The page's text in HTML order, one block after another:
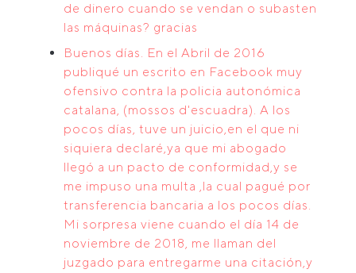
de dinero cuando se vendan o subasten
las máquinas? gracias
Buenos días. En el Abril de 2016
publiqué un escrito en Facebook muy
ofensivo contra la policia autonómica
catalana, (mossos d'escuadra). A los
pocos días, tuve un juicio,en el que ni
siquiera declaré,ya que mi abogado
llegó a un pacto de conformidad,y se
me impuso una multa ,la cual pagué por
transferencia bancaria a los pocos días.
Mi sorpresa viene cuando el día 14 de
noviembre de 2018, me llaman del
juzgado para entregarme una citación,y